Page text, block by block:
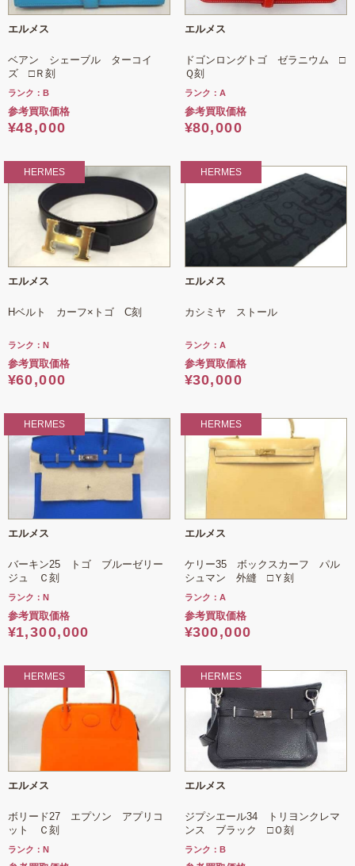
エルメス
ベアン シェーブル ターコイ
ズ □Ｒ刻
ランク：B
参考買取価格
¥48,000
エルメス
ドゴンロングトゴ ゼラニウム □
Ｑ刻
ランク：A
参考買取価格
¥80,000
HERMES
エルメス
Hベルト カーフ×トゴ C刻
ランク：N
参考買取価格
¥60,000
HERMES
エルメス
カシミヤ ストール
ランク：A
参考買取価格
¥30,000
HERMES
エルメス
バーキン25 トゴ ブルーゼリー
ジュ Ｃ刻
ランク：N
参考買取価格
¥1,300,000
HERMES
エルメス
ケリー35 ボックスカーフ パル
シュマン 外縫 □Ｙ刻
ランク：A
参考買取価格
¥300,000
HERMES
エルメス
ボリード27 エプソン アプリコ
ット Ｃ刻
ランク：N
HERMES
エルメス
ジプシエール34 トリヨンクレマ
ンス ブラック □Ｏ刻
ランク：B